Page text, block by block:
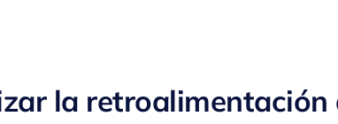
la